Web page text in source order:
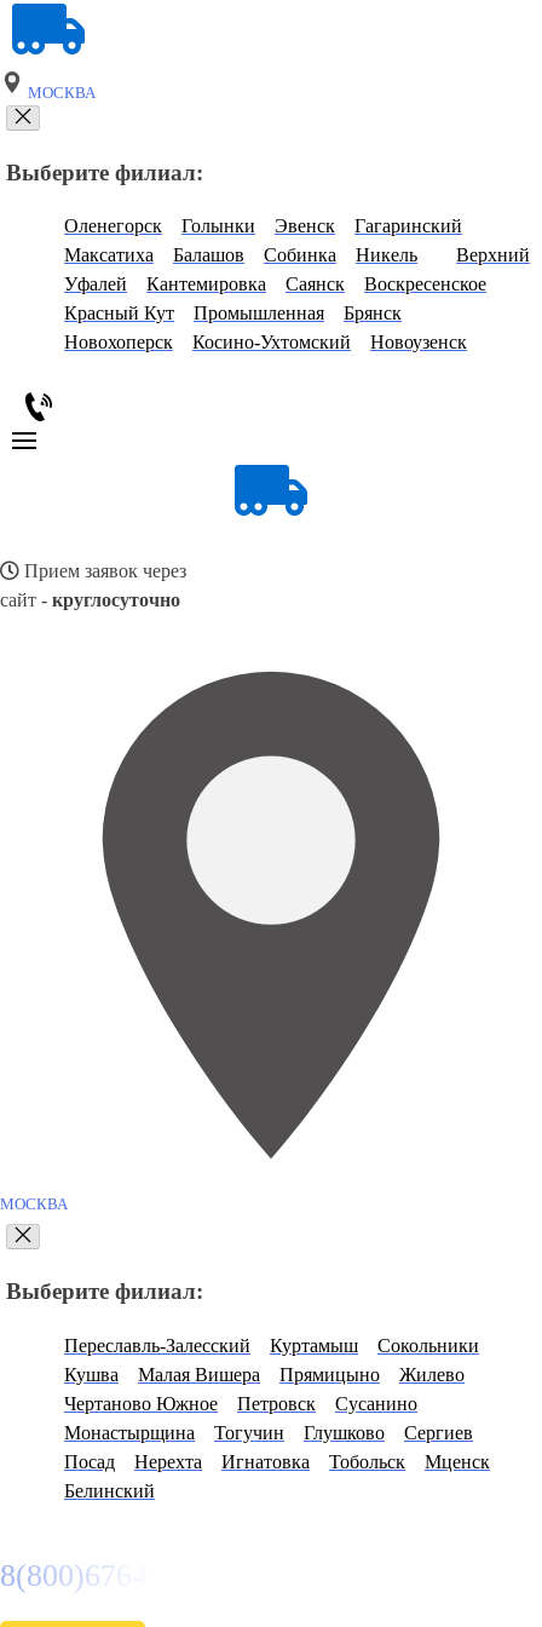
МОСКВА
Выберите филиал:
Оленегорск Голынки Эвенск
Гагаринский
Максатиха
Балашов Собинка Никель
Верхний
Уфалей
Кантемировка Саянск
Воскресенское
Красный Кут
Промышленная
Брянск
Новохоперск
Косино-Ухтомский Новоузенск
Прием заявок через
сайт - круглосуточно
МОСКВА
Выберите филиал:
Переславль-Залесский Куртамыш
Сокольники
Кушва
Малая Вишера Прямицыно
Жилево
Чертаново Южное
Петровск
Сусанино
Монастырщина
Тогучин Глушково
Сергиев
Посад
Нерехта Игнатовка Тобольск
Мценск
Белинский
8(800)6764935